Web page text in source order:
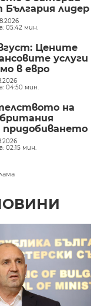
от Шипка -
България лидер
05:42 мин.
Цените
услуги
в евро
04:50 мин.
на
придобиването
Брос
от
02:15 мин.